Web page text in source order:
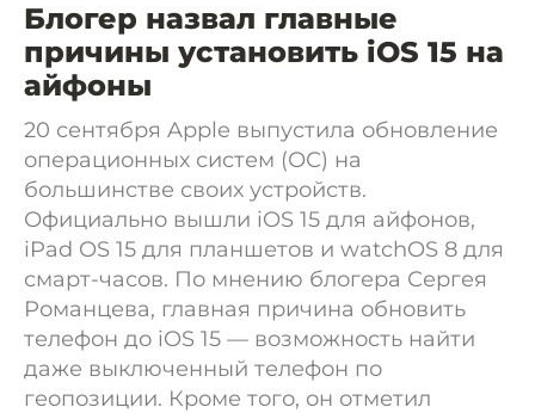
Блогер назвал главные
причины установить iOS 15 на
айфоны
20 сентября Apple выпустила обновление
операционных систем (ОС) на
большинстве своих устройств.
Официально вышли iOS 15 для айфонов,
iPad OS 15 для планшетов и watchOS 8 для
смарт-часов. По мнению блогера Сергея
Романцева, главная причина обновить
телефон до iOS 15 — возможность найти
даже выключенный телефон по
геопозиции. Кроме того, он отметил